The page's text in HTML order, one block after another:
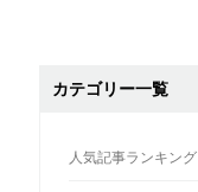
カテゴリー一覧
人気記事ランキング